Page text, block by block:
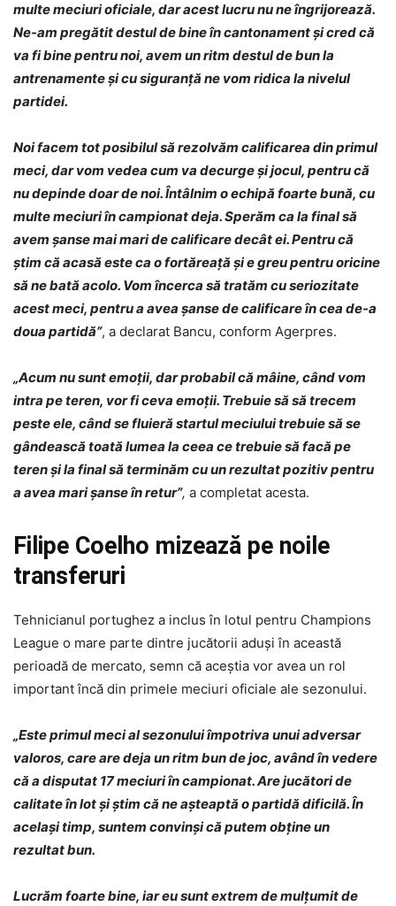
multe meciuri oficiale, dar acest lucru nu ne îngrijorează.
Ne-am pregătit destul de bine în cantonament şi cred că
va fi bine pentru noi, avem un ritm destul de bun la
antrenamente şi cu siguranţă ne vom ridica la nivelul
partidei.
Noi facem tot posibilul să rezolvăm calificarea din primul
meci, dar vom vedea cum va decurge şi jocul, pentru că
nu depinde doar de noi. Întâlnim o echipă foarte bună, cu
multe meciuri în campionat deja. Sperăm ca la final să
avem şanse mai mari de calificare decât ei. Pentru că
ştim că acasă este ca o fortăreaţă şi e greu pentru oricine
să ne bată acolo. Vom încerca să tratăm cu seriozitate
acest meci, pentru a avea şanse de calificare în cea de-a
doua partidă”, a declarat Bancu, conform Agerpres.
„Acum nu sunt emoţii, dar probabil că mâine, când vom
intra pe teren, vor fi ceva emoţii. Trebuie să să trecem
peste ele, când se fluieră startul meciului trebuie să se
gândească toată lumea la ceea ce trebuie să facă pe
teren şi la final să terminăm cu un rezultat pozitiv pentru
a avea mari şanse în retur”, a completat acesta.
Filipe Coelho mizează pe noile
transferuri
Tehnicianul portughez a inclus în lotul pentru Champions
League o mare parte dintre jucătorii aduși în această
perioadă de mercato, semn că aceștia vor avea un rol
important încă din primele meciuri oficiale ale sezonului.
„Este primul meci al sezonului împotriva unui adversar
valoros, care are deja un ritm bun de joc, având în vedere
că a disputat 17 meciuri în campionat. Are jucători de
calitate în lot și știm că ne așteaptă o partidă dificilă. În
același timp, suntem convinși că putem obține un
rezultat bun.
Lucrăm foarte bine, iar eu sunt extrem de mulțumit de